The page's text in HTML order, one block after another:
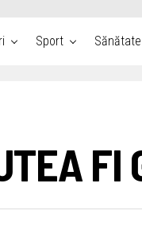
Sport Sănătate
FI